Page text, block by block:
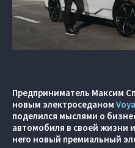
Предприниматель Максим
новым электроседаном
поделился мыслями о
автомобиля в своей жизни
него новый премиальный